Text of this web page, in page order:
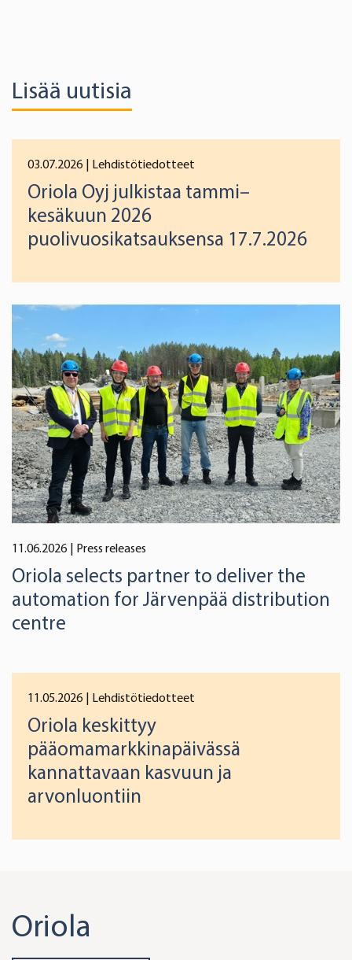
Lisää uutisia
03.07.2026 | Lehdistötiedotteet
Oriola Oyj julkistaa tammi–
kesäkuun 2026
puolivuosikatsauksensa 17.7.2026
11.06.2026 | Press releases
Oriola selects partner to deliver the
automation for Järvenpää distribution
centre
11.05.2026 | Lehdistötiedotteet
Oriola keskittyy
pääomamarkkinapäivässä
kannattavaan kasvuun ja
arvonluontiin
Oriola